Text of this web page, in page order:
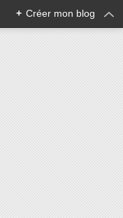
+ Créer mon blog